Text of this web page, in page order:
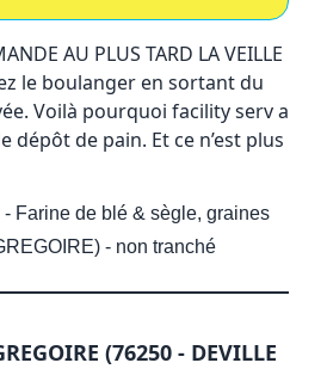
AU PLUS TARD LA VEILLE
le boulanger en sortant du
Voilà pourquoi facility serv a
dépôt de pain. Et ce n’est plus
Farine de blé & sègle, graines
- non tranché
(76250 - DEVILLE